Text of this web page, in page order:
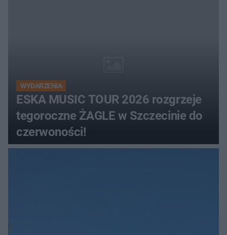
WYDARZENIA
ESKA MUSIC TOUR 2026 rozgrzeje
tegoroczne ŻAGLE w Szczecinie do
czerwoności!